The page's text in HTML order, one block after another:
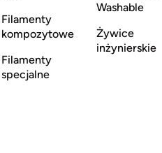
Filamenty
kompozytowe
Filamenty
specjalne
Washable
Żywice
inżynierskie